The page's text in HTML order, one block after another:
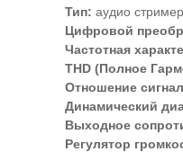
Тип: аудио
Цифровой
Частотная
THD (Полное
Отношение
Динамический
Выходное
Регулятор